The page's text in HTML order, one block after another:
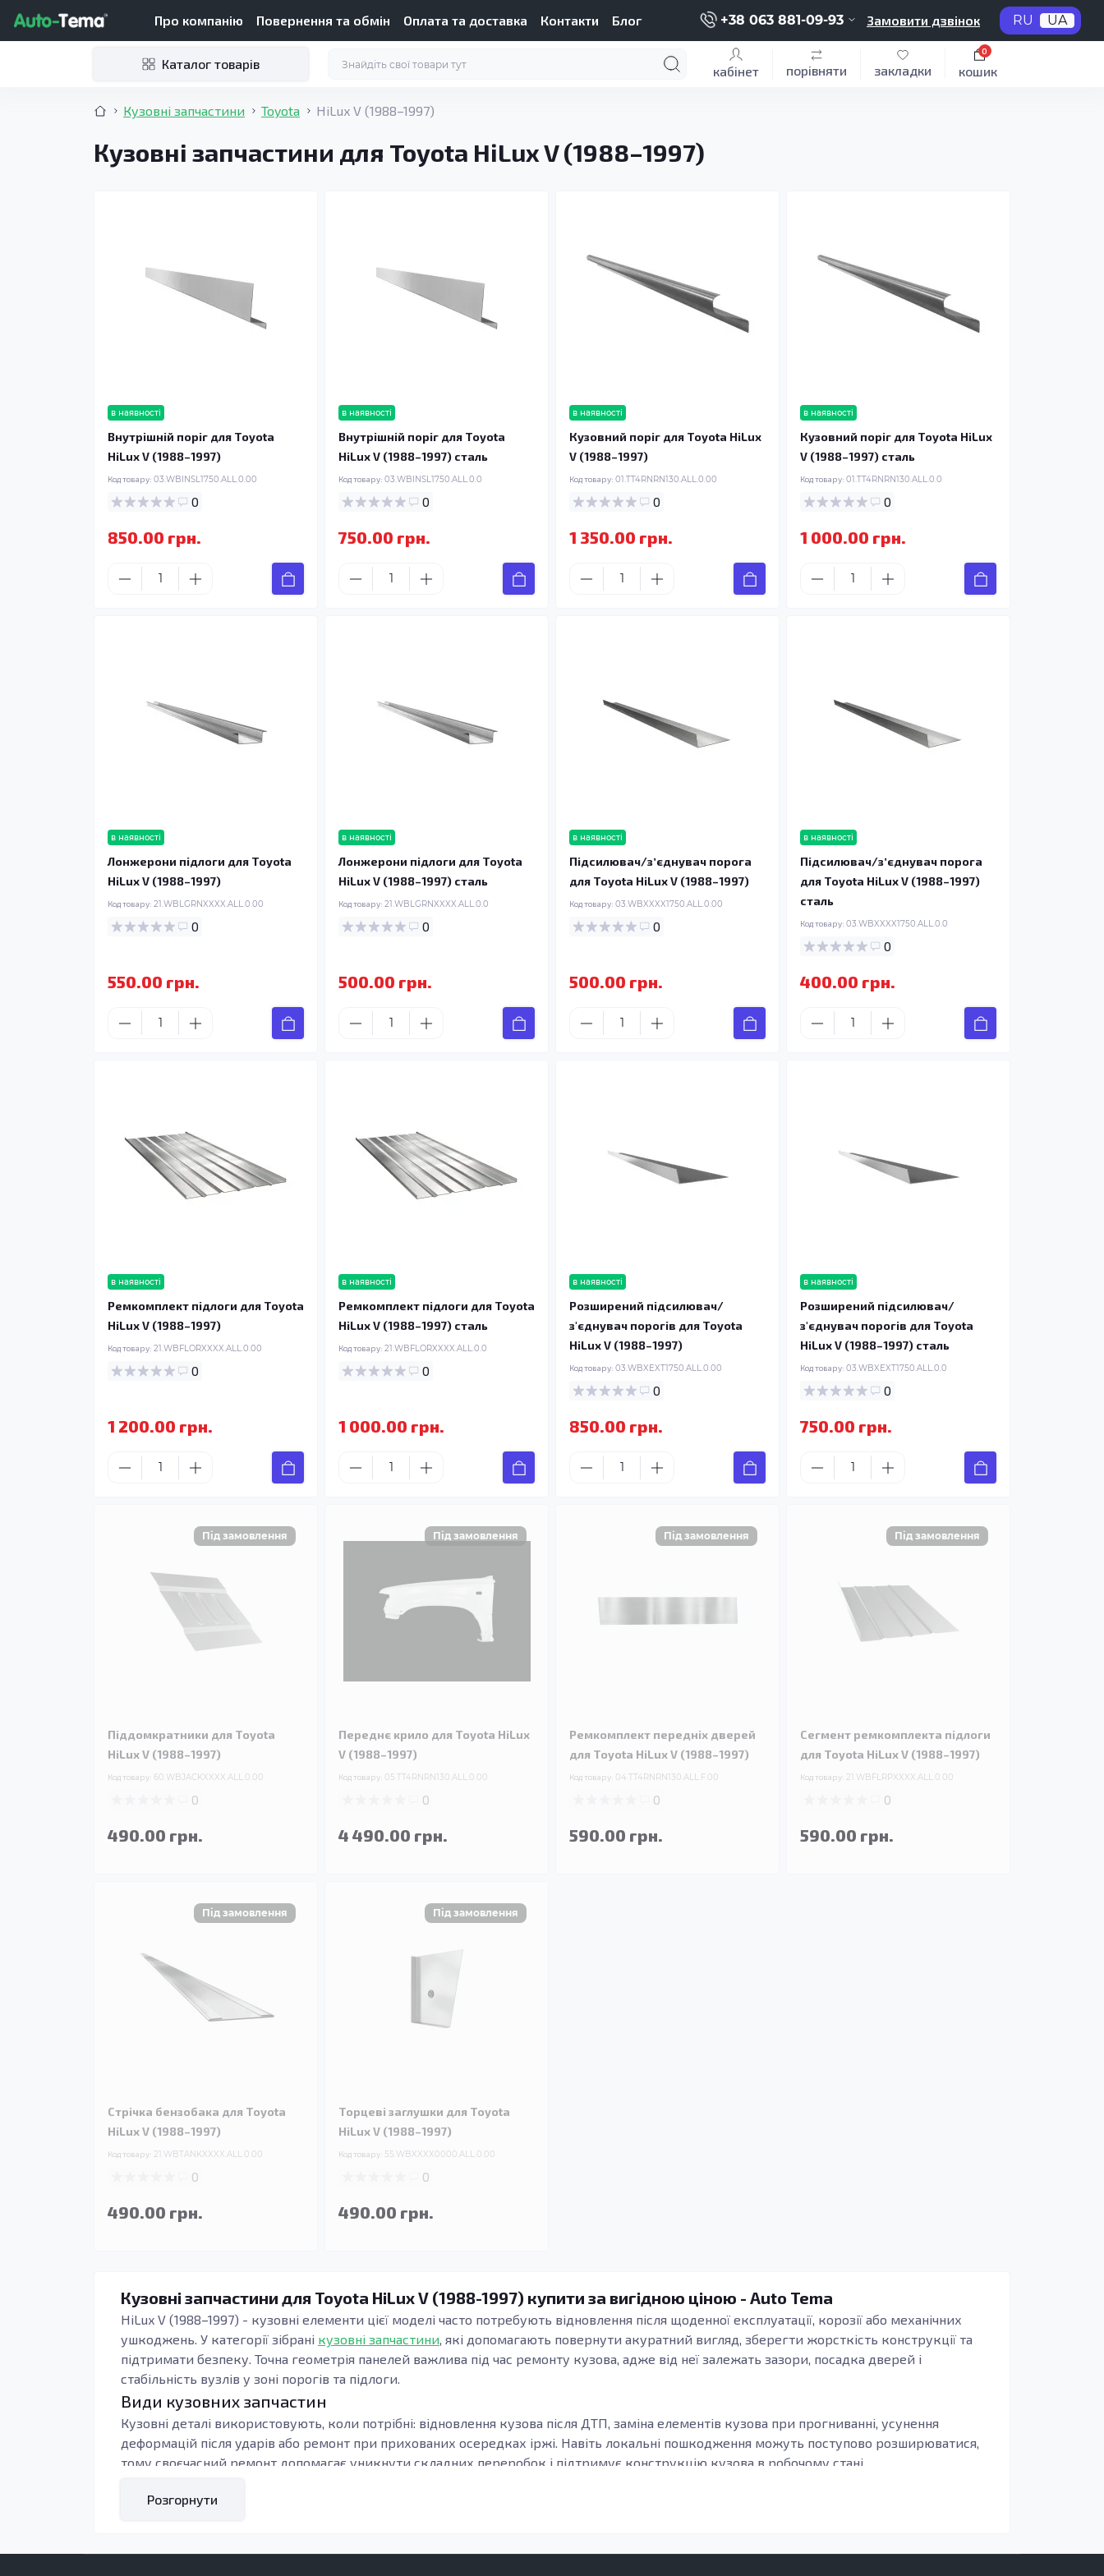
Про компанію Повернення та обмін Оплата та доставка Контакти Блог +38 063 881-09-93 Замовити дзвінок RU UA
Каталог товарів кабінет порівняти закладки кошик
0
Кузовні запчастини Toyota HiLux V (1988–1997)
Кузовні запчастини для Toyota HiLux V (1988–1997)
в наявності
Внутрішній поріг для Toyota
HiLux V (1988–1997)
Код товару: 03.WBINSL1750.ALL.0.00
0
850.00 грн.
в наявності
Внутрішній поріг для Toyota
HiLux V (1988–1997) сталь
Код товару: 03.WBINSL1750.ALL.0.0
0
750.00 грн.
в наявності
Кузовний поріг для Toyota HiLux
V (1988–1997)
Код товару: 01.TT4RNRN130.ALL.0.00
0
1 350.00 грн.
в наявності
Кузовний поріг для Toyota HiLux
V (1988–1997) сталь
Код товару: 01.TT4RNRN130.ALL.0.0
0
1 000.00 грн.
в наявності
Лонжерони підлоги для Toyota
HiLux V (1988–1997)
Код товару: 21.WBLGRNXXXX.ALL.0.00
0
550.00 грн.
в наявності
Лонжерони підлоги для Toyota
HiLux V (1988–1997) сталь
Код товару: 21.WBLGRNXXXX.ALL.0.0
0
500.00 грн.
в наявності
Підсилювач/зʼєднувач порога
для Toyota HiLux V (1988–1997)
Код товару: 03.WBXXXX1750.ALL.0.00
0
500.00 грн.
в наявності
Підсилювач/зʼєднувач порога
для Toyota HiLux V (1988–1997)
сталь
Код товару: 03.WBXXXX1750.ALL.0.0
0
400.00 грн.
в наявності
Ремкомплект підлоги для Toyota
HiLux V (1988–1997)
Код товару: 21.WBFLORXXXX.ALL.0.00
0
1 200.00 грн.
в наявності
Ремкомплект підлоги для Toyota
HiLux V (1988–1997) сталь
Код товару: 21.WBFLORXXXX.ALL.0.0
0
1 000.00 грн.
в наявності
Розширений підсилювач/
з'єднувач порогів для Toyota
HiLux V (1988–1997)
Код товару: 03.WBXEXT1750.ALL.0.00
0
850.00 грн.
в наявності
Розширений підсилювач/
з'єднувач порогів для Toyota
HiLux V (1988–1997) сталь
Код товару: 03.WBXEXT1750.ALL.0.0
0
750.00 грн.
Піддомкратники для Toyota
HiLux V (1988–1997)
Код товару: 60.WBJACKXXXX.ALL.0.00
0
490.00 грн.
Переднє крило для Toyota HiLux
V (1988–1997)
Код товару: 05.TT4RNRN130.ALL.0.00
0
4 490.00 грн.
Ремкомплект передніх дверей
для Toyota HiLux V (1988–1997)
Код товару: 04.TT4RNRN130.ALL.F.00
0
590.00 грн.
Сегмент ремкомплекта підлоги
для Toyota HiLux V (1988–1997)
Код товару: 21.WBFLRPXXXX.ALL.0.00
0
590.00 грн.
Стрічка бензобака для Toyota
HiLux V (1988–1997)
Код товару: 21.WBTANKXXXX.ALL.0.00
0
490.00 грн.
Торцеві заглушки для Toyota
HiLux V (1988–1997)
Код товару: 55.WBXXXX0000.ALL.0.00
0
490.00 грн.
Кузовні запчастини для Toyota HiLux V (1988-1997) купити за вигідною ціною - Auto Tema
HiLux V (1988–1997) - кузовні елементи цієї моделі часто потребують відновлення після щоденної експлуатації, корозії або механічних
ушкоджень. У категорії зібрані кузовні запчастини, які допомагають повернути акуратний вигляд, зберегти жорсткість конструкції та
підтримати безпеку. Точна геометрія панелей важлива під час ремонту кузова, адже від неї залежать зазори, посадка дверей і
стабільність вузлів у зоні порогів та підлоги.
Види кузовних запчастин
Кузовні деталі використовують, коли потрібні: відновлення кузова після ДТП, заміна елементів кузова при прогниванні, усунення
деформацій після ударів або ремонт при прихованих осередках іржі. Навіть локальні пошкодження можуть поступово розширюватися,
тому своєчасний ремонт допомагає уникнути складних переробок і підтримує конструкцію кузова в робочому стані.
Під час підбору орієнтуються на тип кузова, модифікацію та місце встановлення елемента. Важливо, щоб деталь повторювала заводські
Кому підходять ці запчастини
Розгорнути